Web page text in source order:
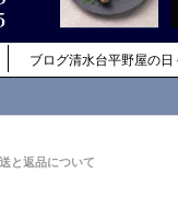
ブログ清水台平野屋の日
と返品について